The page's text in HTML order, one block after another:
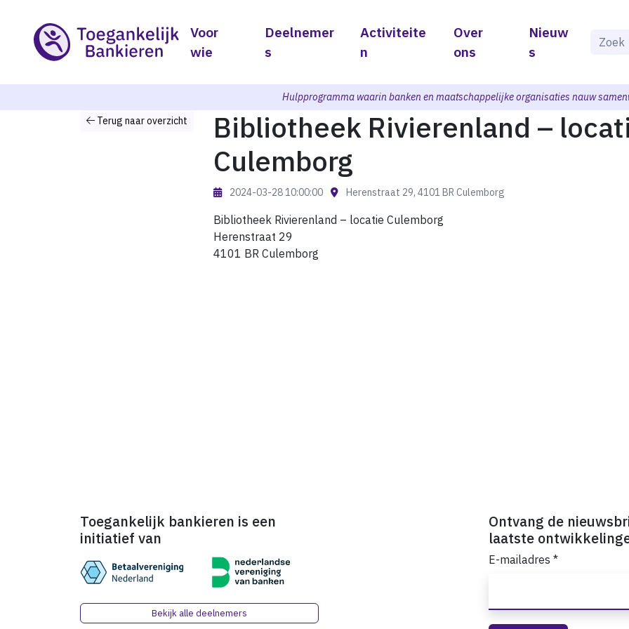
Voor
wie
Deelnemer
s
Activiteite
n
Over
ons
Nieuw
s
Als
Hulpprogramma waarin banken en maatschappelijke organisaties nauw
Terug naar overzicht
Bibliotheek Rivierenland –
Culemborg
2024-03-28 10:00:00 Herenstraat 29, 4101 BR Culemborg
Bibliotheek Rivierenland – locatie Culemborg
Herenstraat 29
4101 BR Culemborg
Toegankelijk bankieren is een
initiatief van
Bekijk alle deelnemers
Ontvang de
laatste
E-mailadres *